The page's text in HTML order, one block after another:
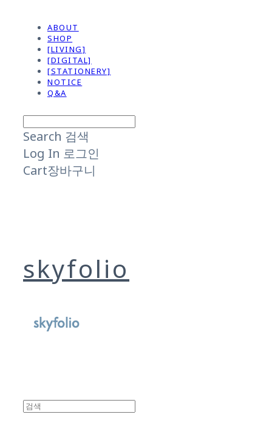
ABOUT
SHOP
[LIVING]
[DIGITAL]
[STATIONERY]
NOTICE
Q&A
Search 검색
Log In 로그인
Cart장바구니
skyfolio